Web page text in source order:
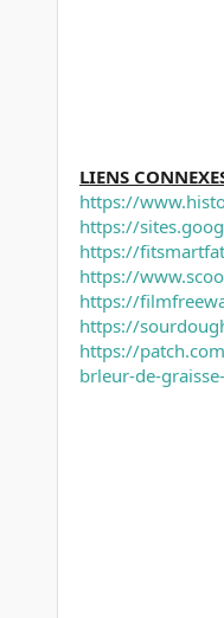
LIENS
https://
https://
https://
https://
https://
https://
https://
brleur-de-